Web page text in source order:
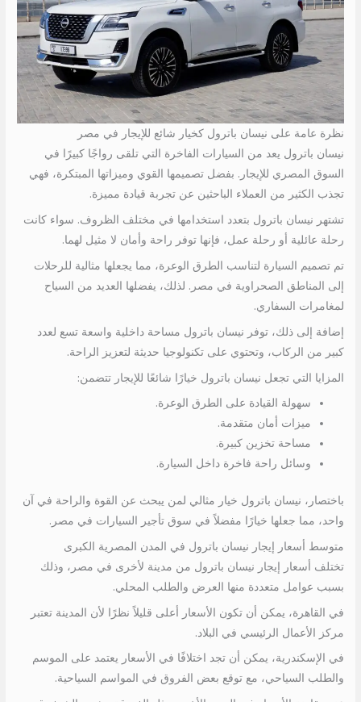
نظرة عامة على نيسان باترول كخيار شائع للإيجار في مصر
نيسان باترول يعد من السيارات الفاخرة التي تلقى رواجًا كبيرًا في
السوق المصري للإيجار. بفضل تصميمها القوي وميزاتها المبتكرة، فهي
تجذب الكثير من العملاء الباحثين عن تجربة قيادة مميزة.
تشتهر نيسان باترول بتعدد استخدامها في مختلف الظروف. سواء كانت
رحلة عائلية أو رحلة عمل، فإنها توفر راحة وأمان لا مثيل لهما.
تم تصميم السيارة لتناسب الطرق الوعرة، مما يجعلها مثالية للرحلات
إلى المناطق الصحراوية في مصر. لذلك، يفضلها العديد من السياح
لمغامرات السفاري.
إضافة إلى ذلك، توفر نيسان باترول مساحة داخلية واسعة تسع لعدد
كبير من الركاب، وتحتوي على تكنولوجيا حديثة لتعزيز الراحة.
المزايا التي تجعل نيسان باترول خيارًا شائعًا للإيجار تتضمن:
سهولة القيادة على الطرق الوعرة.
ميزات أمان متقدمة.
مساحة تخزين كبيرة.
وسائل راحة فاخرة داخل السيارة.
باختصار، نيسان باترول خيار مثالي لمن يبحث عن القوة والراحة في آن
واحد، مما جعلها خيارًا مفضلاً في سوق تأجير السيارات في مصر.
متوسط أسعار إيجار نيسان باترول في المدن المصرية الكبرى
تختلف أسعار إيجار نيسان باترول من مدينة لأخرى في مصر، وذلك
بسبب عوامل متعددة منها العرض والطلب المحلي.
في القاهرة، يمكن أن تكون الأسعار أعلى قليلاً نظرًا لأن المدينة تعتبر
مركز الأعمال الرئيسي في البلاد.
في الإسكندرية، يمكن أن تجد اختلافًا في الأسعار يعتمد على الموسم
والطلب السياحي، مع توقع بعض الفروق في المواسم السياحية.